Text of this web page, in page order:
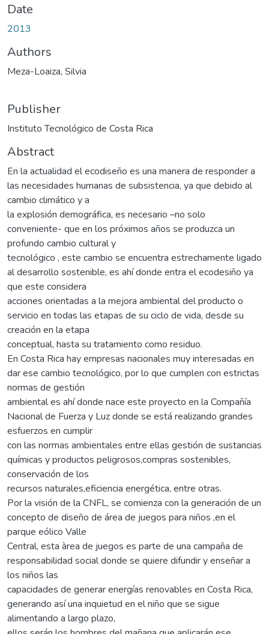
Date
2013
Authors
Meza-Loaiza, Silvia
Publisher
Instituto Tecnológico de Costa Rica
Abstract
En la actualidad el ecodiseño es una manera de responder a
las necesidades humanas de subsistencia, ya que debido al
cambio climático y a
la explosión demográfica, es necesario –no solo
conveniente- que en los próximos años se produzca un
profundo cambio cultural y
tecnológico , este cambio se encuentra estrechamente ligado
al desarrollo sostenible, es ahí donde entra el ecodesiño ya
que este considera
acciones orientadas a la mejora ambiental del producto o
servicio en todas las etapas de su ciclo de vida, desde su
creación en la etapa
conceptual, hasta su tratamiento como residuo.
En Costa Rica hay empresas nacionales muy interesadas en
dar ese cambio tecnológico, por lo que cumplen con estrictas
normas de gestión
ambiental es ahí donde nace este proyecto en la Compañía
Nacional de Fuerza y Luz donde se está realizando grandes
esfuerzos en cumplir
con las normas ambientales entre ellas gestión de sustancias
químicas y productos peligrosos,compras sostenibles,
conservación de los
recursos naturales,eficiencia energética, entre otras.
Por la visión de la CNFL, se comienza con la generación de un
concepto de diseño de área de juegos para niños ,en el
parque eólico Valle
Central, esta àrea de juegos es parte de una campaña de
responsabilidad social donde se quiere difundir y enseñar a
los niños las
capacidades de generar energías renovables en Costa Rica,
generando así una inquietud en el niño que se sigue
alimentando a largo plazo,